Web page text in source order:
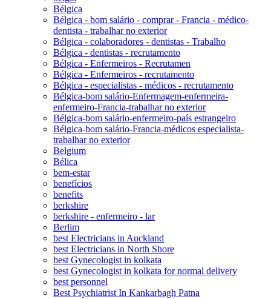
Bélgica
Bélgica - bom salário - comprar - Francia - médico-
dentista - trabalhar no exterior
Bélgica - colaboradores - dentistas - Trabalho
Bélgica - dentistas - recrutamento
Bélgica - Enfermeiros - Recrutamen
Bélgica - Enfermeiros - recrutamento
Bélgica - especialistas - médicos - recrutamento
Bélgica-bom salário-Enfermagem-enfermeira-
enfermeiro-Francia-trabalhar no exterior
Bélgica-bom salário-enfermeiro-país estrangeiro
Bélgica-bom salário-Francia-médicos especialista-
trabalhar no exterior
Belgium
Bélica
bem-estar
benefícios
benefits
berkshire
berkshire - enfermeiro - lar
Berlim
best Electricians in Auckland
best Electricians in North Shore
best Gynecologist in kolkata
best Gynecologist in kolkata for normal delivery
best personnel
Best Psychiatrist In Kankarbagh Patna